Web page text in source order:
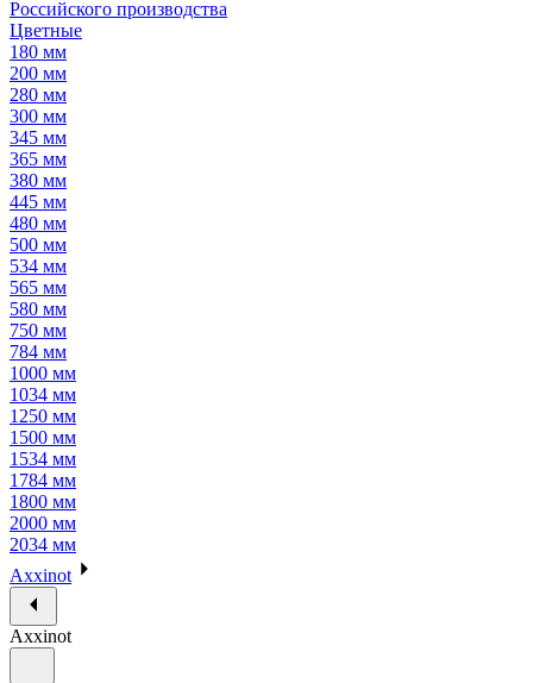
Российского производства
Цветные
180 мм
200 мм
280 мм
300 мм
345 мм
365 мм
380 мм
445 мм
480 мм
500 мм
534 мм
565 мм
580 мм
750 мм
784 мм
1000 мм
1034 мм
1250 мм
1500 мм
1534 мм
1784 мм
1800 мм
2000 мм
2034 мм
Axxinot
Axxinot